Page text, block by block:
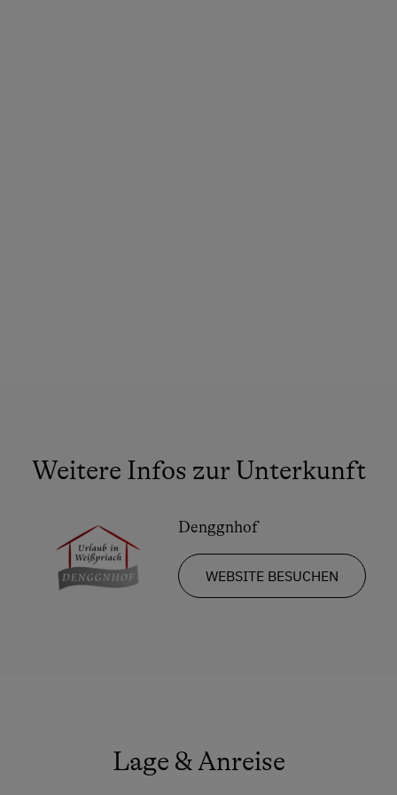
Weitere Infos zur Unterkunft
Denggnhof
WEBSITE BESUCHEN
Lage & Anreise